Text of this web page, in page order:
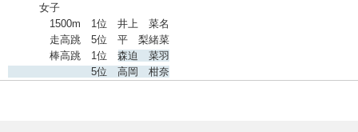
女子
1500m 1位 井上 菜名
走高跳 5位 平 梨緒菜
棒高跳 1位 森迫 菜羽
5位 高岡 柑奈